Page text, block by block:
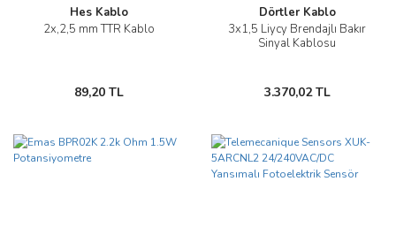
Hes Kablo
2x,2,5 mm TTR Kablo
89,20 TL
Dörtler Kablo
3x1,5 Liycy Brendajlı Bakır
Sinyal Kablosu
3.370,02 TL